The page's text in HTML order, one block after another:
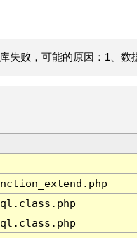
失败，可能的原因：1、数